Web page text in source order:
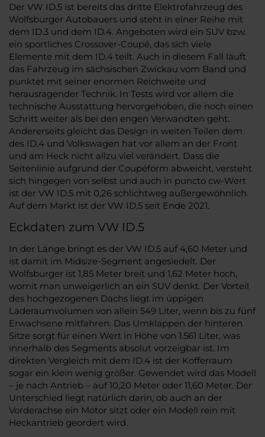
Der VW ID.5 ist bereits das dritte Elektrofahrzeug des
Wolfsburger Autobauers und steht in einer Reihe mit
dem ID.3 und dem ID.4. Angeboten wird ein SUV bzw.
ein sportliches Crossover-Coupé, das sich viele
Elemente mit dem ID.4 teilt. Auch in diesem Fall läuft
das Fahrzeug im sächsischen Zwickau vom Band und
punktet mit seiner enormen Reichweite und
herausragender Technik. In Tests wird vor allem die
technische Ausstattung hervorgehoben, die noch einen
Schritt weiter als bei den engen Verwandten geht.
Andererseits gleicht das Design in weiten Teilen dem
des ID.4 und Volkswagen hat vor allem an der Front
und am Heck nicht allzu viel verändert. Dass die
Seitenlinie aufgrund der Coupéform abweicht, versteht
sich hingegen von selbst und auch in puncto cw-Wert
ist der VW ID.5 mit 0,26 schlichtweg außergewöhnlich.
Auf dem Markt ist der VW ID.5 seit Ende 2021.
Eckdaten zum VW ID.5
In der Länge bringt es der VW ID.5 auf 4,60 Meter und
ist damit im Midsize-Segment angesiedelt. Der
Wolfsburger ist 1,85 Meter breit und 1,62 Meter hoch,
womit man unweigerlich an ein SUV denkt. Der Vorteil
des hochgezogenen Dachs liegt im üppigen
Laderaumvolumen von allein 549 Liter, wenn bis zu fünf
Erwachsene mitfahren. Das Umklappen der hinteren
Sitze sorgt für einen Wert in Höhe von 1.561 Liter, was
innerhalb des Segments absolut vorzeigbar ist. Im
direkten Vergleich mit dem ID.4 ist der Kofferraum
sogar ein klein wenig größer. Gewendet wird das Modell
– je nach Antrieb – auf 10,20 Meter oder 11,60 Meter. Der
Unterschied liegt natürlich darin, ob auch an der
Vorderachse ein Motor sitzt oder ein Modell rein mit
Heckantrieb geordert wird.